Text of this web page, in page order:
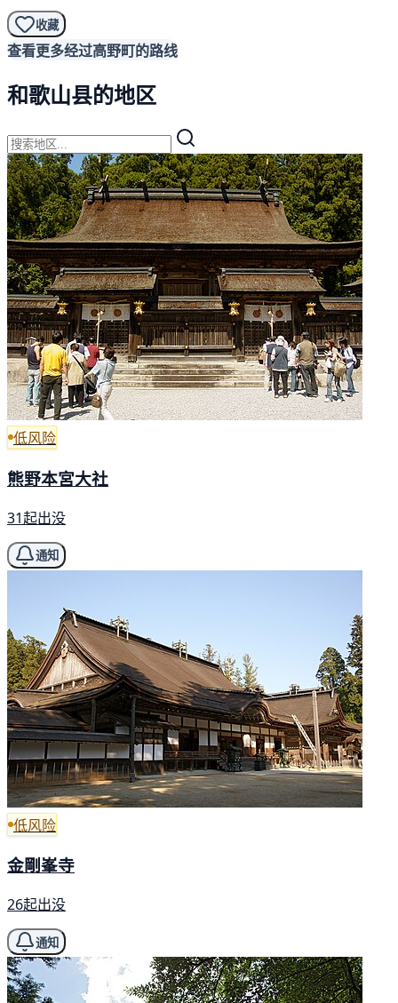
收藏
查看更多经过高野町的路线
和歌山县的地区
低风险
熊野本宮大社
31起出没
通知
低风险
金剛峯寺
26起出没
通知